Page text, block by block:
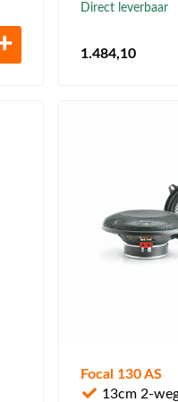
Direct leverbaar
1.484,10
Focal 130 AS
13cm 2-